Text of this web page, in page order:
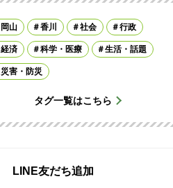
岡山 香川 社会 行政
経済 科学・医療 生活・話題
災害・防災
タグ一覧はこちら
LINE友だち追加